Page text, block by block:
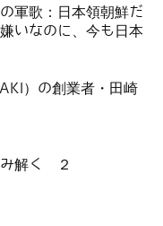
軍歌：日本領朝鮮だ
いなのに、今も日本
）の創業者・田崎
み解く ２